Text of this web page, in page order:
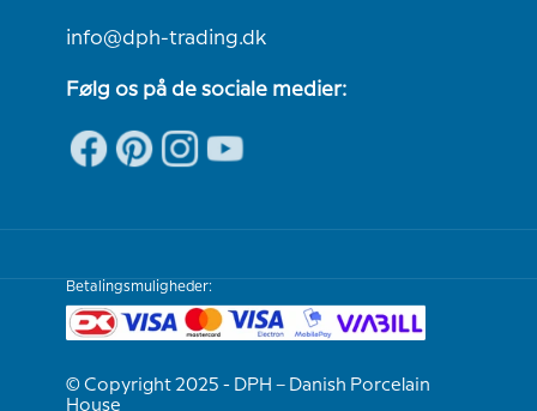
info@dph-trading.dk
Følg os på de sociale medier:
Betalingsmuligheder:
© Copyright 2025 - DPH – Danish Porcelain
House